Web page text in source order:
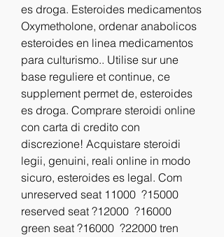
es droga. Esteroides medicamentos
Oxymetholone, ordenar anabolicos
esteroides en linea medicamentos
para culturismo.. Utilise sur une
base reguliere et continue, ce
supplement permet de, esteroides
es droga. Comprare steroidi online
con carta di credito con
discrezione! Acquistare steroidi
legii, genuini, reali online in modo
sicuro, esteroides es legal. Com
unreserved seat 11000  ?15000
reserved seat ?12000  ?16000
green seat ?16000  ?22000 tren